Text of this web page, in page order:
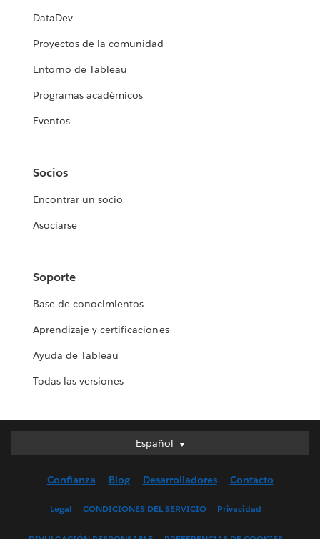
DataDev
Proyectos de la comunidad
Entorno de Tableau
Programas académicos
Eventos
Socios
Encontrar un socio
Asociarse
Soporte
Base de conocimientos
Aprendizaje y certificaciones
Ayuda de Tableau
Todas las versiones
Español
Español
English (UK)
Confianza Blog Desarrolladores Contacto
Legal CONDICIONES DEL SERVICIO Privacidad